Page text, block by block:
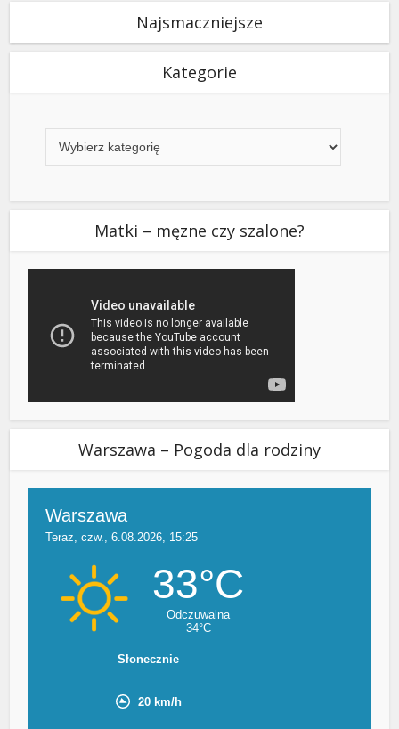
Najsmaczniejsze
Kategorie
Matki – męzne czy szalone?
Warszawa – Pogoda dla rodziny